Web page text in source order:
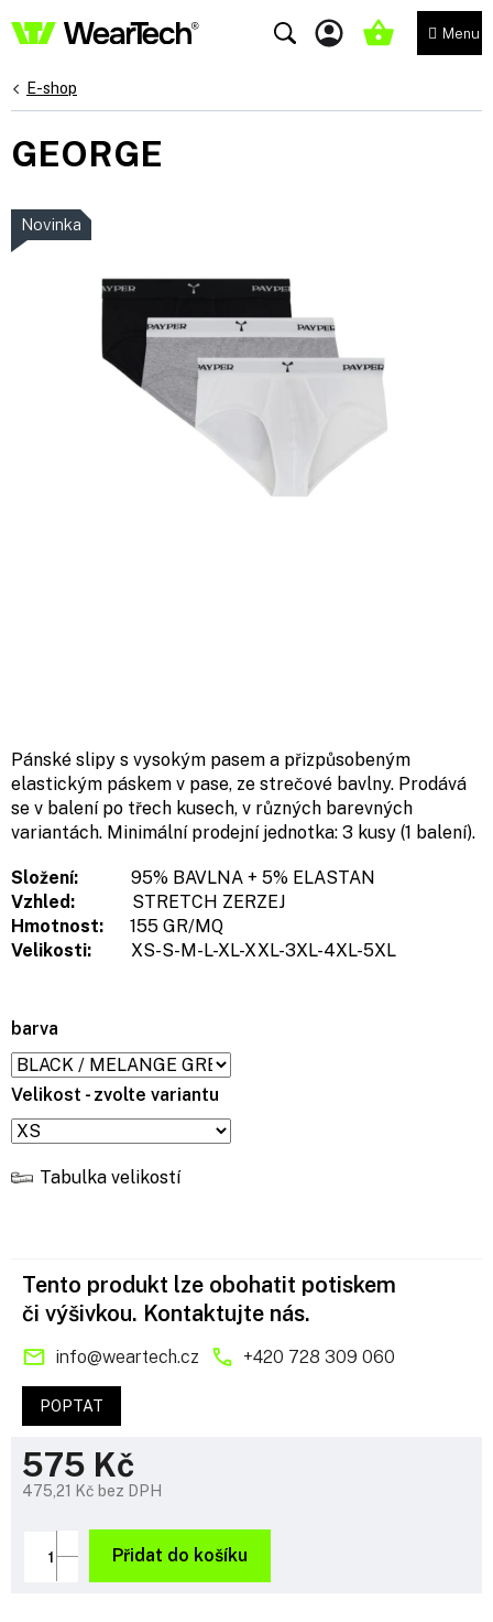
na
NÁKUPNÍ
E-shop
GEORGE
Novinka
barva
Velikost - zvolte variantu
Tabulka velikostí
Pánské slipy s vysokým pasem a přizpůsobeným
elastickým páskem v pase, ze strečové bavlny. Prodává
se v balení po třech kusech, v různých barevných
variantách. Minimální prodejní jednotka: 3 kusy (1 balení).
Složení:
95% BAVLNA + 5% ELASTAN
Vzhled:
STRETCH ZERZEJ
Hmotnost:
155 GR/MQ
Velikosti:
XS-S-M-L-XL-XXL-3XL-4XL-5XL
575 Kč
475,21 Kč bez DPH
cena:
Přidat do košíku
Tento produkt lze obohatit potiskem
či výšivkou. Kontaktujte nás.
info@weartech.cz +420 728 309 060
POPTAT